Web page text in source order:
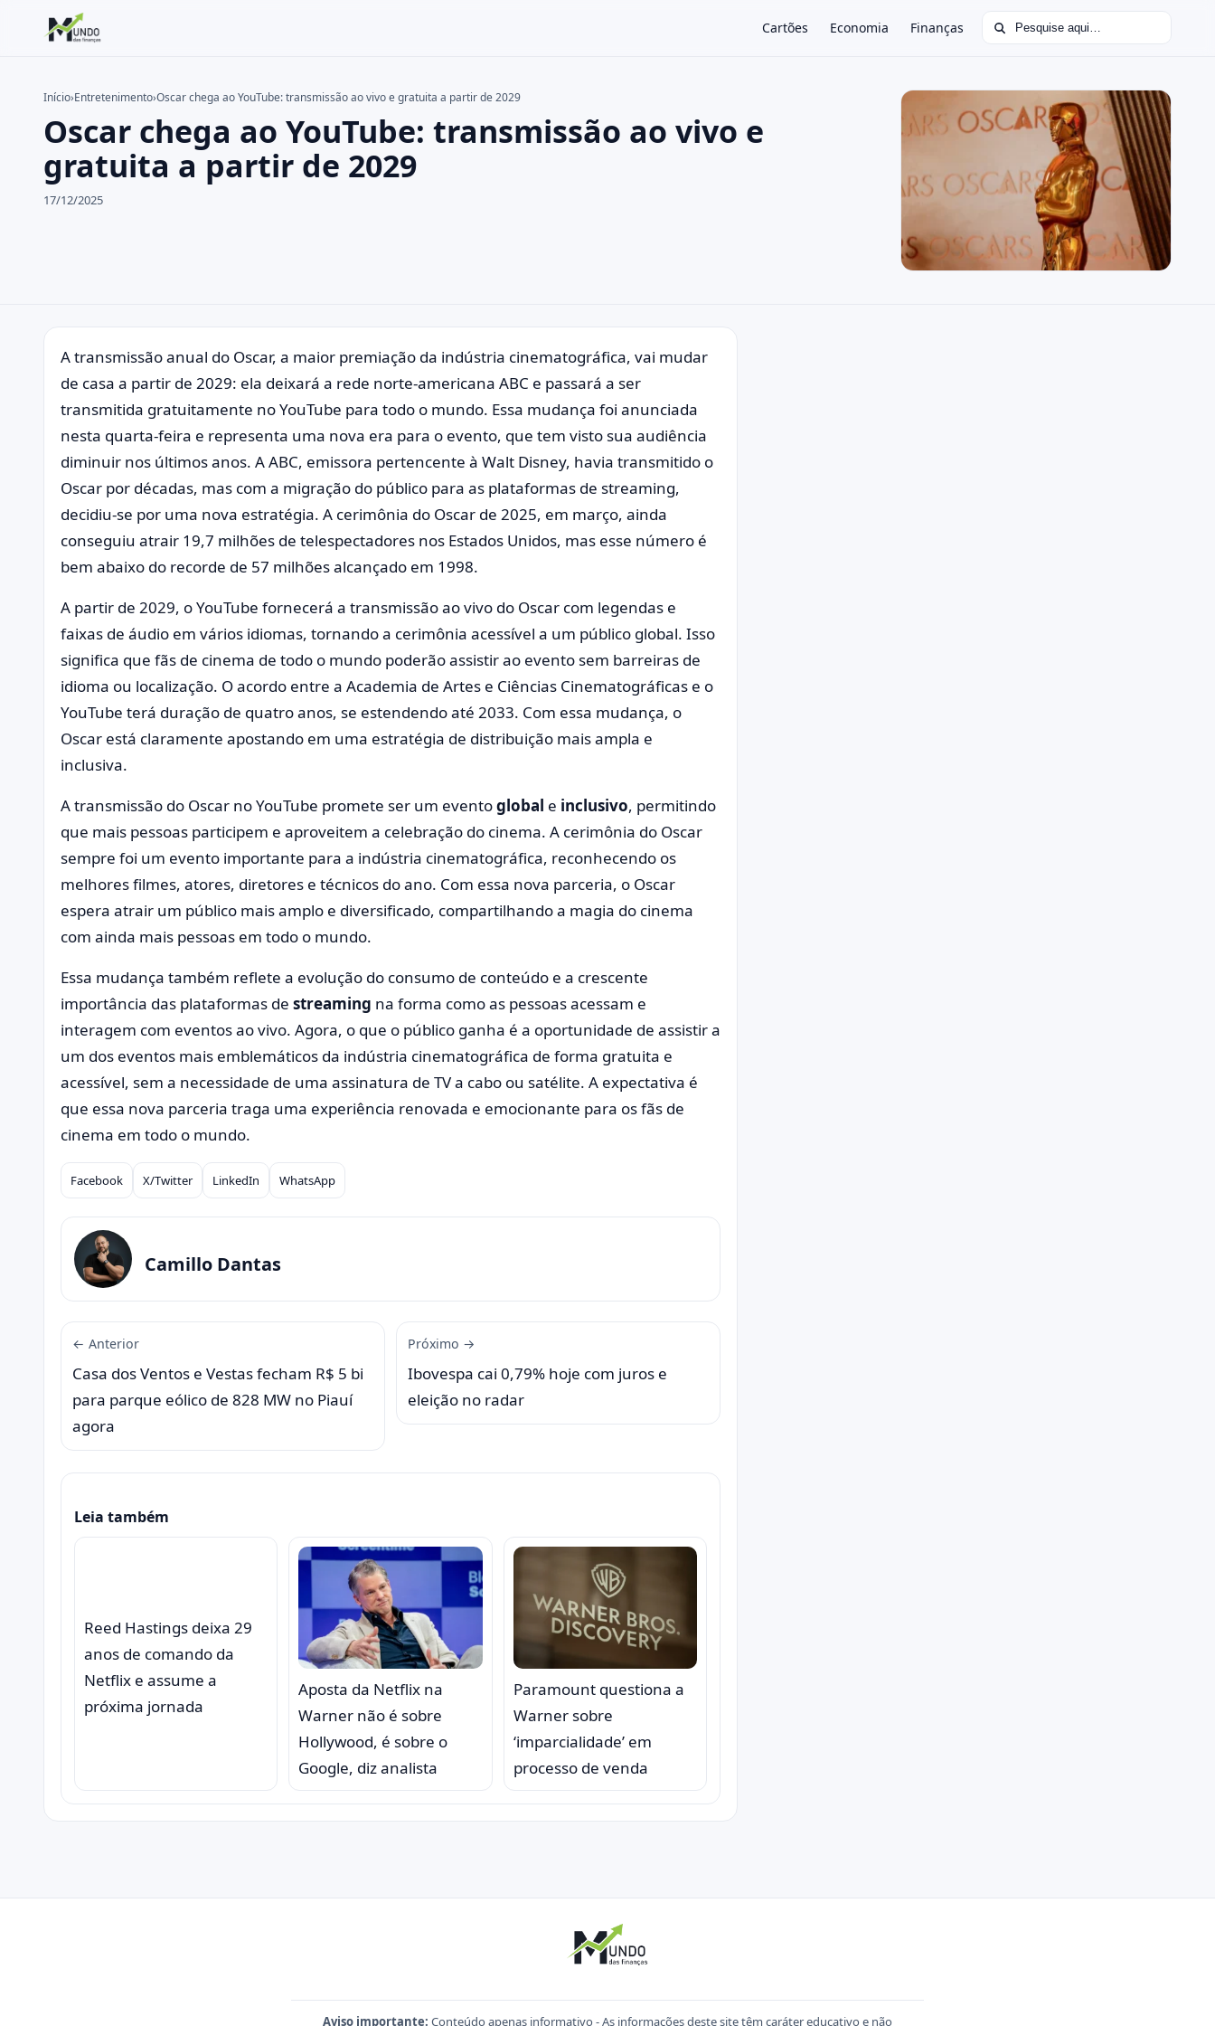
Cartões Economia Finanças Buscar por:
Buscar no site ×
Buscar por:
Pressione Enter para buscar ou ESC para fechar.
Início›Entretenimento›Oscar chega ao YouTube: transmissão ao vivo e gratuita a partir de 2029
Oscar chega ao YouTube: transmissão ao vivo e
gratuita a partir de 2029
17/12/2025
A transmissão anual do Oscar, a maior premiação da indústria cinematográfica, vai mudar
de casa a partir de 2029: ela deixará a rede norte-americana ABC e passará a ser
transmitida gratuitamente no YouTube para todo o mundo. Essa mudança foi anunciada
nesta quarta-feira e representa uma nova era para o evento, que tem visto sua audiência
diminuir nos últimos anos. A ABC, emissora pertencente à Walt Disney, havia transmitido o
Oscar por décadas, mas com a migração do público para as plataformas de streaming,
decidiu-se por uma nova estratégia. A cerimônia do Oscar de 2025, em março, ainda
conseguiu atrair 19,7 milhões de telespectadores nos Estados Unidos, mas esse número é
bem abaixo do recorde de 57 milhões alcançado em 1998.
A partir de 2029, o YouTube fornecerá a transmissão ao vivo do Oscar com legendas e
faixas de áudio em vários idiomas, tornando a cerimônia acessível a um público global. Isso
significa que fãs de cinema de todo o mundo poderão assistir ao evento sem barreiras de
idioma ou localização. O acordo entre a Academia de Artes e Ciências Cinematográficas e o
YouTube terá duração de quatro anos, se estendendo até 2033. Com essa mudança, o
Oscar está claramente apostando em uma estratégia de distribuição mais ampla e
inclusiva.
A transmissão do Oscar no YouTube promete ser um eventoglobal e inclusivo, permitindo
que mais pessoas participem e aproveitem a celebração do cinema. A cerimônia do Oscar
sempre foi um evento importante para a indústria cinematográfica, reconhecendo os
melhores filmes, atores, diretores e técnicos do ano. Com essa nova parceria, o Oscar
espera atrair um público mais amplo e diversificado, compartilhando a magia do cinema
com ainda mais pessoas em todo o mundo.
Essa mudança também reflete a evolução do consumo de conteúdo e a crescente
importância das plataformas de streaming na forma como as pessoas acessam e
interagem com eventos ao vivo. Agora, o que o público ganha é a oportunidade de assistir a
um dos eventos mais emblemáticos da indústria cinematográfica de forma gratuita e
acessível, sem a necessidade de uma assinatura de TV a cabo ou satélite. A expectativa é
que essa nova parceria traga uma experiência renovada e emocionante para os fãs de
cinema em todo o mundo.
Compartilhar
Facebook X/Twitter LinkedIn WhatsApp
Camillo Dantas
← Anterior
Casa dos Ventos e Vestas fecham R$ 5 bi
para parque eólico de 828 MW no Piauí
agora
Próximo →
Ibovespa cai 0,79% hoje com juros e
eleição no radar
Leia também
Reed Hastings deixa 29
anos de comando da
Netflix e assume a
próxima jornada
Aposta da Netflix na
Warner não é sobre
Hollywood, é sobre o
Google, diz analista
Paramount questiona a
Warner sobre
‘imparcialidade’ em
processo de venda
Aviso importante: Conteúdo apenas informativo - As informações deste site têm caráter educativo e não